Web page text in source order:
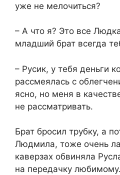
уже не мелочиться?
– А что я? Это все
младший брат всегда
– Русик, у тебя деньги
рассмеялась с
ясно, но меня в
не рассматривать.
Брат бросил трубку, а
Людмила, тоже очень
каверзах обвиняла
на передачку